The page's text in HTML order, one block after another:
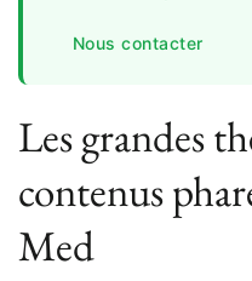
Nous contacter
Les grandes
contenus
Med